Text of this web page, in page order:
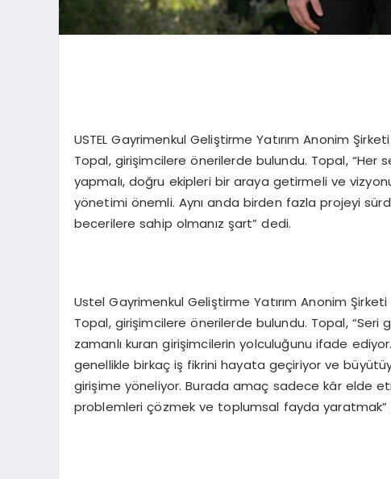
USTEL Gayrimenkul Geliştirme Yatırım Anonim
Topal, girişimcilere önerilerde bulundu. Topal, “Her
yapmalı, doğru ekipleri bir araya getirmeli ve
yönetimi önemli. Aynı anda birden fazla projeyi
becerilere sahip olmanız şart” dedi.
Ustel Gayrimenkul Geliştirme Yatırım Anonim
Topal, girişimcilere önerilerde bulundu. Topal,
zamanlı kuran girişimcilerin yolculuğunu ifade
genellikle birkaç iş fikrini hayata geçiriyor ve
girişime yöneliyor. Burada amaç sadece kâr elde
problemleri çözmek ve toplumsal fayda yaratmak”